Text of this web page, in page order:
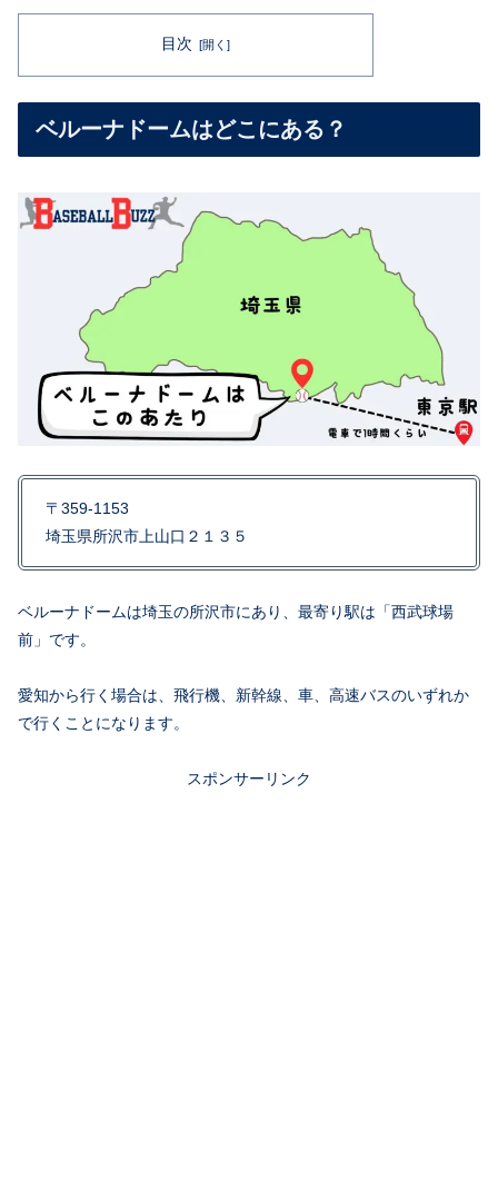
目次
ベルーナドームはどこにある？
〒359-1153
埼玉県所沢市上山口２１３５
ベルーナドームは埼玉の所沢市にあり、最寄り駅は「西武球場
前」です。
愛知から行く場合は、飛行機、新幹線、車、高速バスのいずれか
で行くことになります。
スポンサーリンク